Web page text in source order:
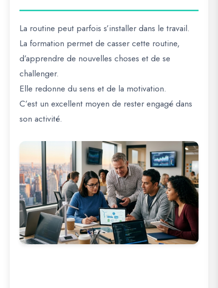
La routine peut parfois s’installer dans le travail.
La formation permet de casser cette routine,
d’apprendre de nouvelles choses et de se
challenger.
Elle redonne du sens et de la motivation.
C’est un excellent moyen de rester engagé dans
son activité.